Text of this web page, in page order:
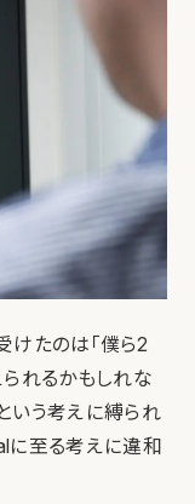
けたのは「僕ら2
られるかもしれな
いう考えに縛られ
に至る考えに違和